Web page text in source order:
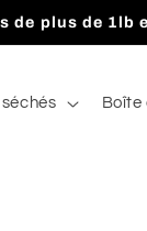
plus de 1lb
séchés Boîte